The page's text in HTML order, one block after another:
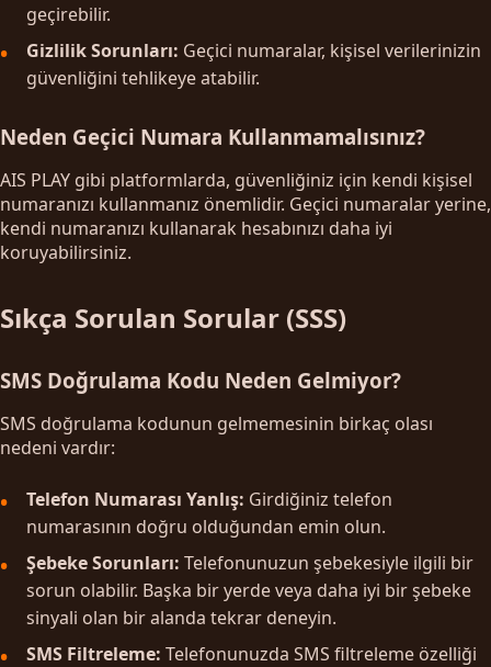
geçirebilir.
Gizlilik Sorunları: Geçici numaralar, kişisel verilerinizin
güvenliğini tehlikeye atabilir.
Neden Geçici Numara Kullanmamalısınız?
AIS PLAY gibi platformlarda, güvenliğiniz için kendi kişisel
numaranızı kullanmanız önemlidir. Geçici numaralar yerine,
kendi numaranızı kullanarak hesabınızı daha iyi
koruyabilirsiniz.
Sıkça Sorulan Sorular (SSS)
SMS Doğrulama Kodu Neden Gelmiyor?
SMS doğrulama kodunun gelmemesinin birkaç olası
nedeni vardır:
Telefon Numarası Yanlış: Girdiğiniz telefon
numarasının doğru olduğundan emin olun.
Şebeke Sorunları: Telefonunuzun şebekesiyle ilgili bir
sorun olabilir. Başka bir yerde veya daha iyi bir şebeke
sinyali olan bir alanda tekrar deneyin.
SMS Filtreleme: Telefonunuzda SMS filtreleme özelliği